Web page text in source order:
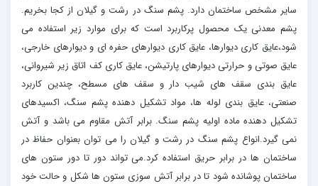
سایر مشخص ساختمان دارد. پشم سنگ در رشت و گیلان از کجا بخریم.
پشم معدنی یک محصول پرکاربرد است که برای موارد زیر استفاده می
شود،عایق کاری دیوارها، عایق کاری دیوارهای حفره ای و دیوارهای خارجی،
عایق صوتی و حرارتی دیوارهای پارتیشن، عایق کاری کف اتاق زیر شیروانی،
عایق بندی سقف های شیب دار و سقف های مسطح، چندین کاربرد
صنعتی، عایق بندی لوله ها، مواد تشکیل دهنده پشم سنگ، اکسیدهای
تشکیل دهنده ماده اولیه پشم سنگ. برابر آتش مقاوم می باشد و آتش
نمی گیرد.انواع پشم سنگ در رشت و گیلان را می توان بعنوان حفاظ در
ساختمان ها در برابر حریق استفاده کرد.می تواند دور تا دور ستون های
ساختمان پوشانده شود تا در برابر آتش سوزی ستون ها شکل و حالت خود